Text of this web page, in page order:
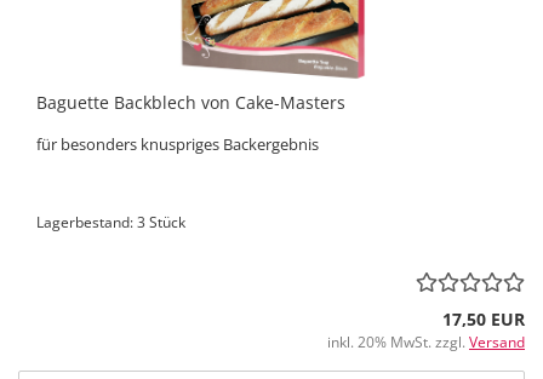
Baguette Backblech von Cake-Masters
für besonders knuspriges Backergebnis
Lagerbestand: 3 Stück
17,50 EUR
inkl. 20% MwSt. zzgl. Versand